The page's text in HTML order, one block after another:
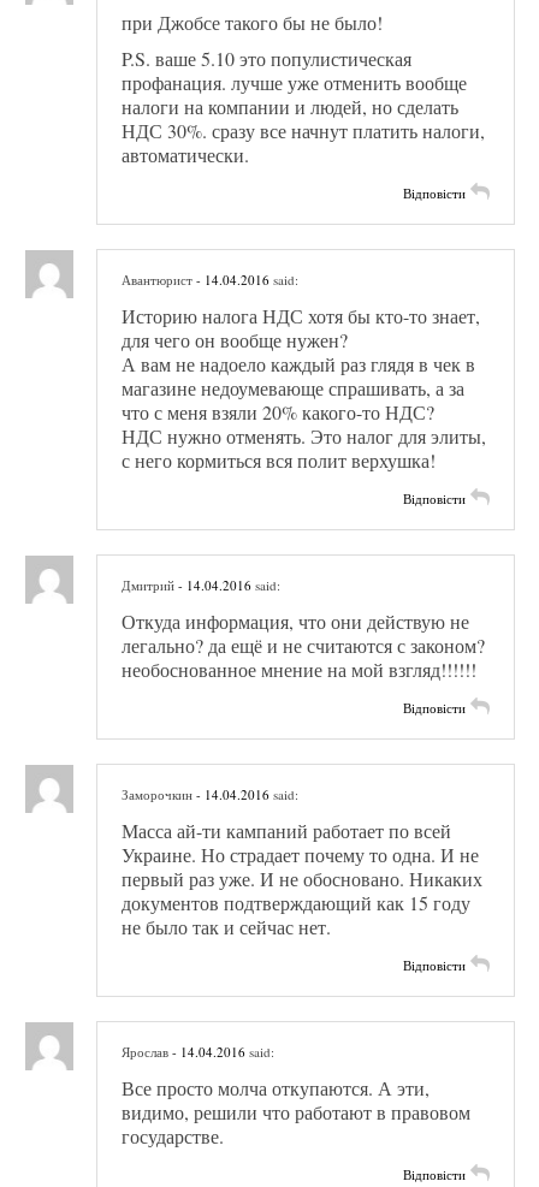
при Джобсе такого бы не было!
P.S. ваше 5.10 это популистическая
профанация. лучше уже отменить вообще
налоги на компании и людей, но сделать
НДС 30%. сразу все начнут платить налоги,
автоматически.
Відповісти
Авантюрист - 14.04.2016 said:
Историю налога НДС хотя бы кто-то знает,
для чего он вообще нужен?
А вам не надоело каждый раз глядя в чек в
магазине недоумевающе спрашивать, а за
что с меня взяли 20% какого-то НДС?
НДС нужно отменять. Это налог для элиты,
с него кормиться вся полит верхушка!
Відповісти
Дмитрий - 14.04.2016 said:
Откуда информация, что они действую не
легально? да ещё и не считаются с законом?
необоснованное мнение на мой взгляд!!!!!!
Відповісти
Заморочкин - 14.04.2016 said:
Масса ай-ти кампаний работает по всей
Украине. Но страдает почему то одна. И не
первый раз уже. И не обосновано. Никаких
документов подтверждающий как 15 году
не было так и сейчас нет.
Відповісти
Ярослав - 14.04.2016 said:
Все просто молча откупаются. А эти,
видимо, решили что работают в правовом
государстве.
Відповісти